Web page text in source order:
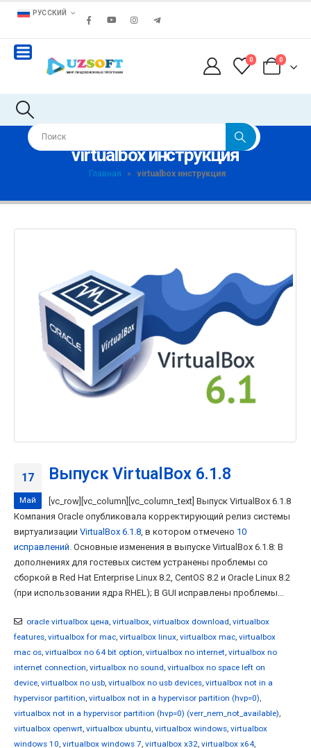
РУССКИЙ
0 0
virtualbox инструкция
Главная » virtualbox инструкция
17
Май
Выпуск VirtualBox 6.1.8
[vc_row][vc_column][vc_column_text] Выпуск VirtualBox 6.1.8
Компания Oracle опубликовала корректирующий релиз системы
виртуализации VirtualBox 6.1.8, в котором отмечено 10
исправлений. Основные изменения в выпуске VirtualBox 6.1.8: В
дополнениях для гостевых систем устранены проблемы со
сборкой в Red Hat Enterprise Linux 8.2, CentOS 8.2 и Oracle Linux 8.2
(при использовании ядра RHEL); В GUI исправлены проблемы...
oracle virtualbox цена, virtualbox, virtualbox download, virtualbox
features, virtualbox for mac, virtualbox linux, virtualbox mac, virtualbox
mac os, virtualbox no 64 bit option, virtualbox no internet, virtualbox no
internet connection, virtualbox no sound, virtualbox no space left on
device, virtualbox no usb, virtualbox no usb devices, virtualbox not in a
hypervisor partition, virtualbox not in a hypervisor partition (hvp=0),
virtualbox not in a hypervisor partition (hvp=0) (verr_nem_not_available),
virtualbox openwrt, virtualbox ubuntu, virtualbox windows, virtualbox
windows 10, virtualbox windows 7, virtualbox x32, virtualbox x64,